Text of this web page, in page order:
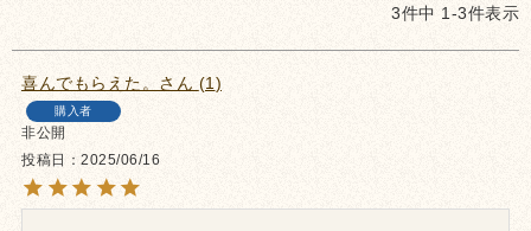
3件中 1 -3件表示
喜んでもらえた。 1
購入者
非公開
投稿日
2025/06/16